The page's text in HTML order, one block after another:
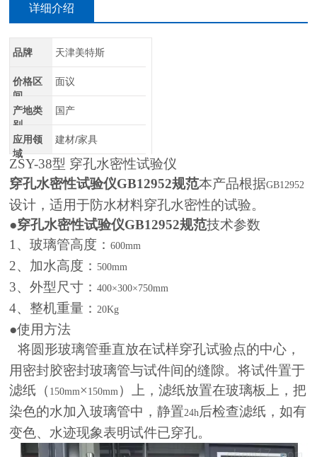
详细介绍
品牌 天津美特斯
价格区
间
面议
产地类
别
国产
应用领
域
建材/家具
ZSY-38型 穿孔水密性试验仪
穿孔水密性试验仪GB12952规范本产品根据GB12952
设计，适用于防水材料穿孔水密性的试验。
●穿孔水密性试验仪GB12952规范技术参数
1 、玻璃管高度：600mm
2、加水高度：500mm
3、外型尺寸：400×300×750mm
4、整机重量： 20Kg
●使用方法
将圆形玻璃管垂直放在试样穿孔试验点的中心，
用密封胶密封玻璃管与试件间的缝隙。将试件置于
滤纸（ 150mm× 150mm ）上，滤纸放置在玻璃板上，把
染色的水加入玻璃管中，静置24h 后检查滤纸，如有
变色、水迹现象表明试件已穿孔。